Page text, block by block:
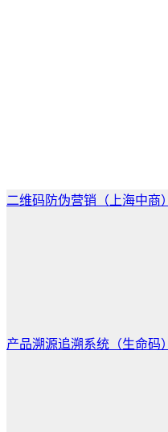
二维码防伪营销（上海中商）
产品溯源追溯系统（生命码）